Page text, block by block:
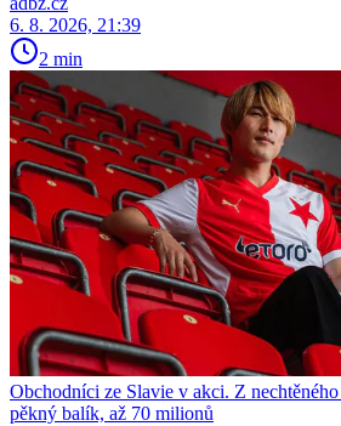
6. 8. 2026, 21:39
2 min
Obchodníci ze Slavie v akci. Z
pěkný balík, až 70 milionů